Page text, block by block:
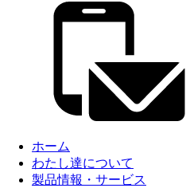
ホーム
わたし達について
製品情報・サービス